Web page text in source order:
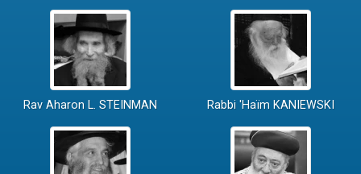
Rav Aharon L. STEINMAN Rabbi 'Haïm KANIEWSKI